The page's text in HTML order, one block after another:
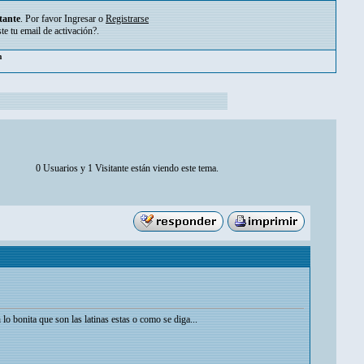
. Por favor Ingresar o Registrarse
tu email de activación?.
0 Usuarios y 1 Visitante están viendo este tema.
bonita que son las latinas estas o como se diga...